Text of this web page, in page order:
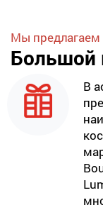
Мы предлагаем
Большой
В